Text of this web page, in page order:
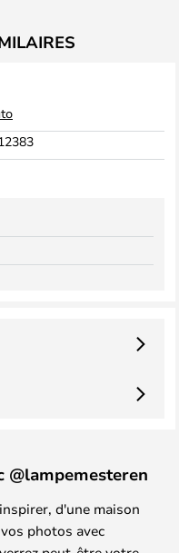
@lampemesteren
d'une maison
photos avec